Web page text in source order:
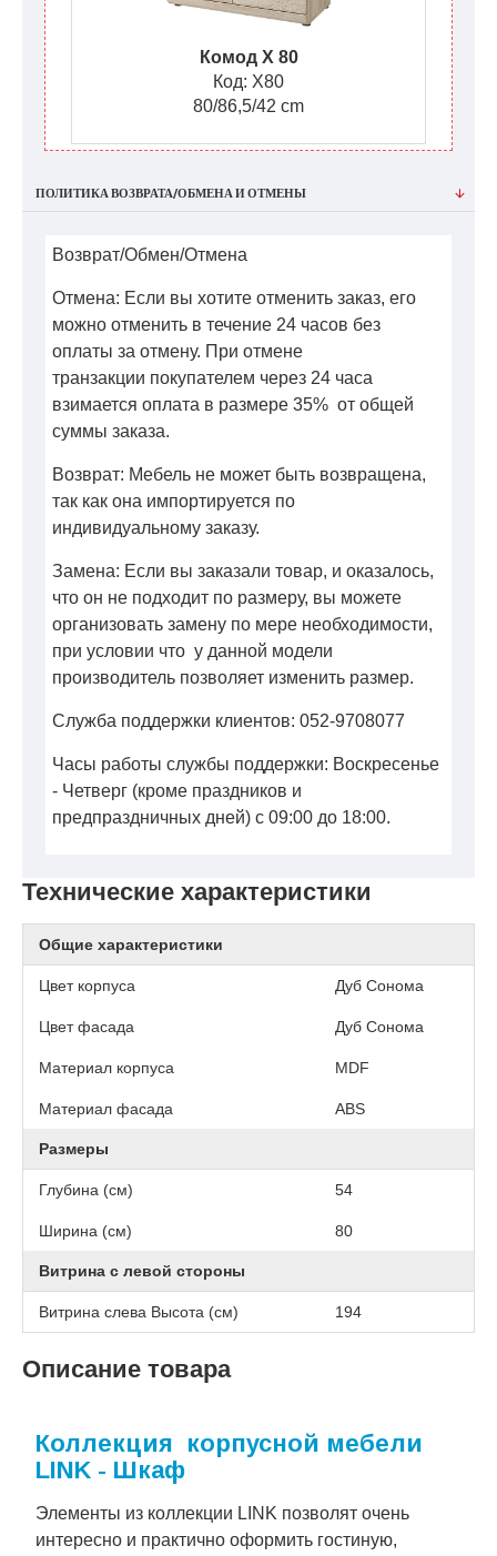
Технические характеристики
Общие характеристики
Цвет корпуса Дуб Сонома
Цвет фасада Дуб Сонома
Материал корпуса MDF
Материал фасада ABS
Размеры
Глубина (см) 54
Ширина (см) 80
Витрина с левой стороны
Витрина слева Высота (см) 194
Описание товара
Коллекция корпусной мебели
LINK - Шкаф
Элементы из коллекции LINK позволят очень
интересно и практично оформить гостиную,
Комод X 80
Код: X80
80/86,5/42 cm
ПОЛИТИКА ВОЗВРАТА/ОБМЕНА И ОТМЕНЫ
Возврат/Обмен/Отмена
Отмена: Если вы хотите отменить заказ, его
можно отменить в течение 24 часов без
оплаты за отмену. При отмене
транзакции покупателем через 24 часа
взимается оплата в размере 35% от общей
суммы заказа.
Возврат: Мебель не может быть возвращена,
так как она импортируется по
индивидуальному заказу.
Замена: Если вы заказали товар, и оказалось,
что он не подходит по размеру, вы можете
организовать замену по мере необходимости,
при условии что у данной модели
производитель позволяет изменить размер.
Служба поддержки клиентов: 052-9708077
Часы работы службы поддержки: Воскресенье
- Четверг (кроме праздников и
предпраздничных дней) с 09:00 до 18:00.